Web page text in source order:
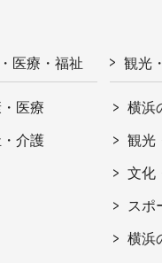
医療・福祉
医療
介護
観光
横浜
観光
文化
スポ
横浜